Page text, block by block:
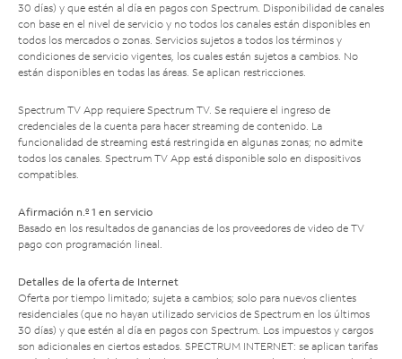
30 días) y que estén al día en pagos con Spectrum. Disponibilidad de canales
con base en el nivel de servicio y no todos los canales están disponibles en
todos los mercados o zonas. Servicios sujetos a todos los términos y
condiciones de servicio vigentes, los cuales están sujetos a cambios. No
están disponibles en todas las áreas. Se aplican restricciones.
Spectrum TV App requiere Spectrum TV. Se requiere el ingreso de
credenciales de la cuenta para hacer streaming de contenido. La
funcionalidad de streaming está restringida en algunas zonas; no admite
todos los canales. Spectrum TV App está disponible solo en dispositivos
compatibles.
Afirmación n.º 1 en servicio
Basado en los resultados de ganancias de los proveedores de video de TV
pago con programación lineal.
Detalles de la oferta de Internet
Oferta por tiempo limitado; sujeta a cambios; solo para nuevos clientes
residenciales (que no hayan utilizado servicios de Spectrum en los últimos
30 días) y que estén al día en pagos con Spectrum. Los impuestos y cargos
son adicionales en ciertos estados. SPECTRUM INTERNET: se aplican tarifas